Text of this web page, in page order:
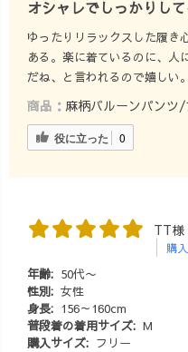
オシャレでしっかりし
ゆったりリラックスした履き
ある。楽に着ているのに、人
だね、と言われるので嬉しい。
商品： 麻柄バルーンパン
役に立った 0
TT様
購
年齢: 50代〜
性別: 女性
身長: 156～160cm
普段着の着用サイズ: M
購入サイズ: フリー